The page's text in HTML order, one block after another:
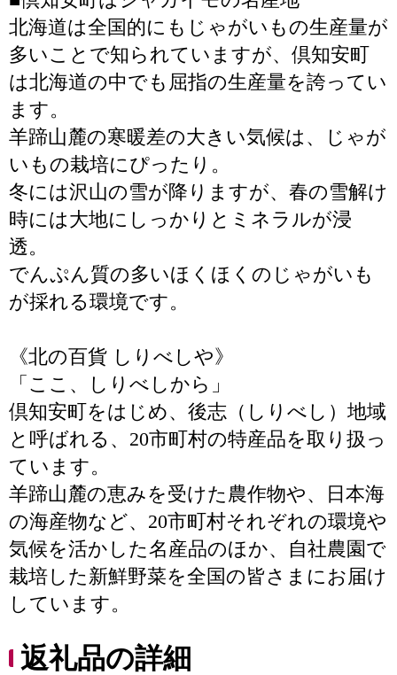
北海道は全国的にもじゃがいもの生産量が
多いことで知られていますが、倶知安町
は北海道の中でも屈指の生産量を誇ってい
ます。
羊蹄山麓の寒暖差の大きい気候は、じゃが
いもの栽培にぴったり。
冬には沢山の雪が降りますが、春の雪解け
時には大地にしっかりとミネラルが浸
透。
でんぷん質の多いほくほくのじゃがいも
が採れる環境です。
《北の百貨 しりべしや》
「ここ、しりべしから」
倶知安町をはじめ、後志（しりべし）地域
と呼ばれる、20市町村の特産品を取り扱っ
ています。
羊蹄山麓の恵みを受けた農作物や、日本海
の海産物など、20市町村それぞれの環境や
気候を活かした名産品のほか、自社農園で
栽培した新鮮野菜を全国の皆さまにお届け
しています。
返礼品の詳細